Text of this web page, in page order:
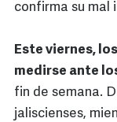
confirma su mal
Este viernes,
medirse ante
fin de semana.
jaliscienses,